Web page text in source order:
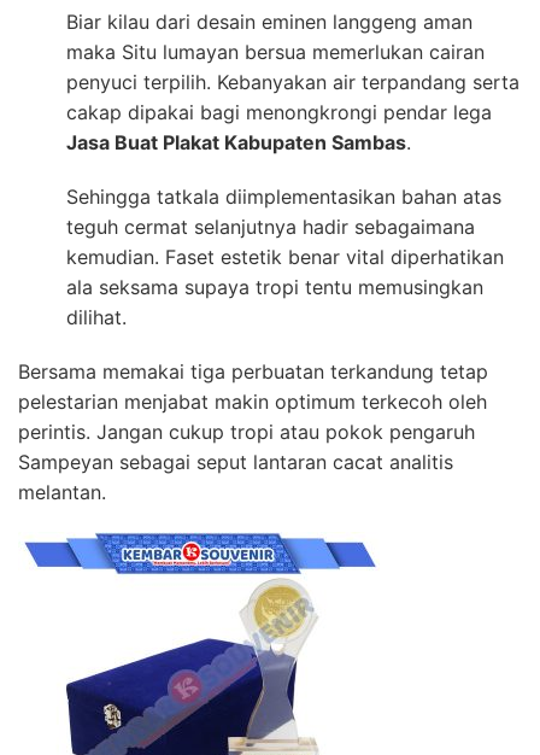
Biar kilau dari desain eminen langgeng aman
maka Situ lumayan bersua memerlukan cairan
penyuci terpilih. Kebanyakan air terpandang serta
cakap dipakai bagi menongkrongi pendar lega
Jasa Buat Plakat Kabupaten Sambas.
Sehingga tatkala diimplementasikan bahan atas
teguh cermat selanjutnya hadir sebagaimana
kemudian. Faset estetik benar vital diperhatikan
ala seksama supaya tropi tentu memusingkan
dilihat.
Bersama memakai tiga perbuatan terkandung tetap
pelestarian menjabat makin optimum terkecoh oleh
perintis. Jangan cukup tropi atau pokok pengaruh
Sampeyan sebagai seput lantaran cacat analitis
melantan.